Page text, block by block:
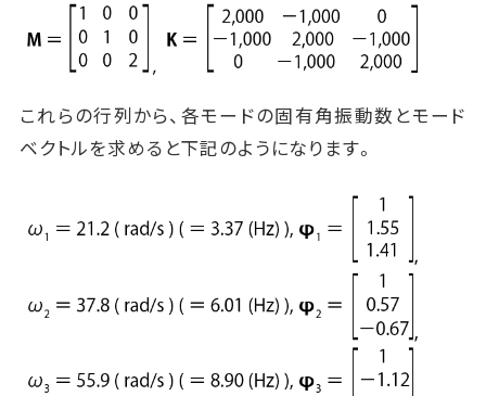
これらの行列から、各モードの固有角振動数とモード
ベクトルを求めると下記のようになります。